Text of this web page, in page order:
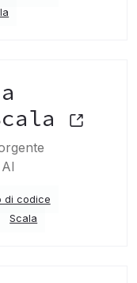
di codice
Scala